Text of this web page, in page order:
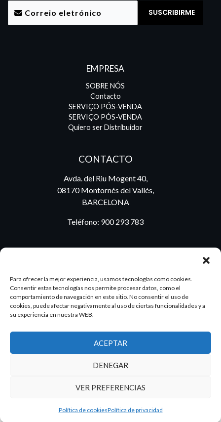
Para ofrecer la mejor experiencia, usamos tecnologías como cookies.
Consentir estas tecnologías nos permite procesar datos, como el
comportamiento de navegación en este sitio. No consentir el uso de
cookies, puede afectar negativamente al uso de ciertas funcionalidades y a
su experiencia en nuestra WEB.
ACEPTAR
DENEGAR
VER PREFERENCIAS
Política de cookiesPolítica de privacidad
EMPRESA
SOBRE NÓS
Contacto
SERVIÇO PÓS-VENDA
SERVIÇO PÓS-VENDA
Quiero ser Distribuidor
CONTACTO
Avda. del Riu Mogent 40,
08170 Montornés del Vallés,
BARCELONA
Teléfono: 900 293 783
2026 Dake. Todos los derechos reservados.